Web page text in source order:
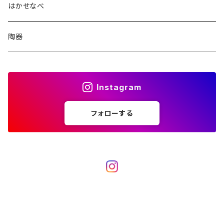
ポーチ
ぞうさんポーチ
TOY
はかせなべ
陶器
Instagram
フォローする